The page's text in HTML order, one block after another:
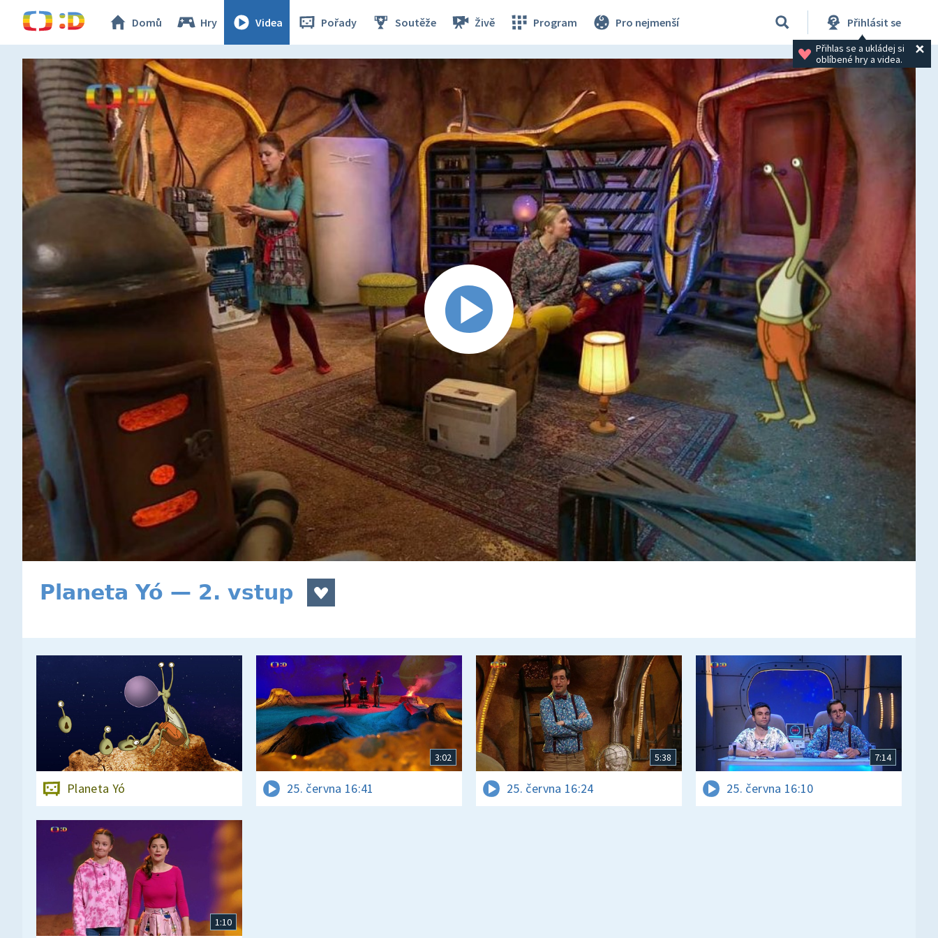
Domů Hry Videa Pořady Soutěže Živě Program Pro nejmenší Přihlásit se
Přihlas se a ukládej si
oblíbené hry a videa.
Planeta Yó — 2. vstup
Planeta Yó
3:02
25. června 16:41
5:38
25. června 16:24
7:14
25. června 16:10
1:10